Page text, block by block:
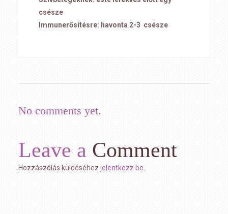
csésze
Immunerősítésre: havonta 2-3 csésze
No comments yet.
Leave a Comment
Hozzászólás küldéséhez jelentkezz be